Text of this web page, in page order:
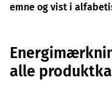
emne og vist i
alle